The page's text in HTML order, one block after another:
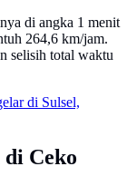
di angka 1 menit
264,6 km/jam.
selisih total waktu
di Sulsel,
Ceko